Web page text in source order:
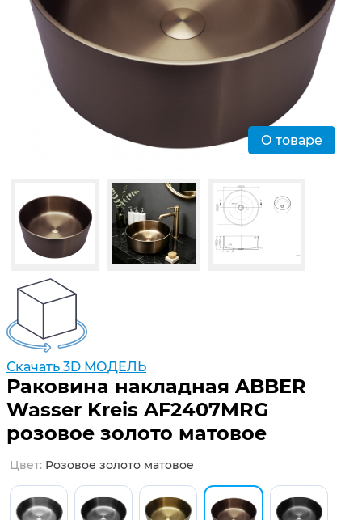
О товаре
Скачать 3D МОДЕЛЬ
Раковина накладная ABBER
Wasser Kreis AF2407MRG
розовое золото матовое
цвет: розовое золото матовое